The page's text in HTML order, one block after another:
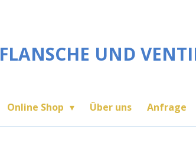
FLANSCHE UND
Online Shop Über uns Anfrage